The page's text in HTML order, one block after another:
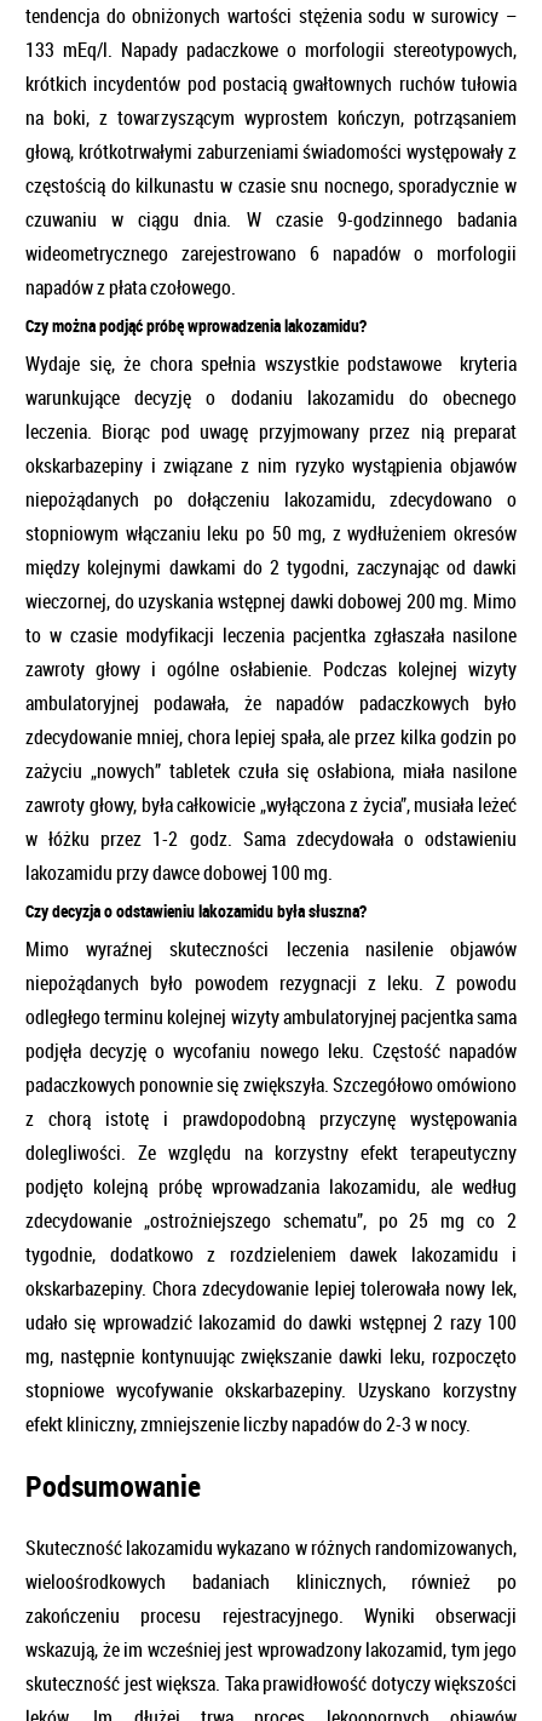
tendencja do obniżonych wartości stężenia sodu w surowicy –
133 mEq/l. Napady padaczkowe o morfologii stereotypowych,
krótkich incydentów pod postacią gwałtownych ruchów tułowia
na boki, z towarzyszącym wyprostem kończyn, potrząsaniem
głową, krótkotrwałymi zaburzeniami świadomości występowały z
częstością do kilkunastu w czasie snu nocnego, sporadycznie w
czuwaniu w ciągu dnia. W czasie 9-godzinnego badania
wideometrycznego zarejestrowano 6 napadów o morfologii
napadów z płata czołowego.
Czy można podjąć próbę wprowadzenia lakozamidu?
Wydaje się, że chora spełnia wszystkie podstawowe kryteria
warunkujące decyzję o dodaniu lakozamidu do obecnego
leczenia. Biorąc pod uwagę przyjmowany przez nią preparat
okskarbazepiny i związane z nim ryzyko wystąpienia objawów
niepożądanych po dołączeniu lakozamidu, zdecydowano o
stopniowym włączaniu leku po 50 mg, z wydłużeniem okresów
między kolejnymi dawkami do 2 tygodni, zaczynając od dawki
wieczornej, do uzyskania wstępnej dawki dobowej 200 mg. Mimo
to w czasie modyfikacji leczenia pacjentka zgłaszała nasilone
zawroty głowy i ogólne osłabienie. Podczas kolejnej wizyty
ambulatoryjnej podawała, że napadów padaczkowych było
zdecydowanie mniej, chora lepiej spała, ale przez kilka godzin po
zażyciu „nowych” tabletek czuła się osłabiona, miała nasilone
zawroty głowy, była całkowicie „wyłączona z życia”, musiała leżeć
w łóżku przez 1-2 godz. Sama zdecydowała o odstawieniu
lakozamidu przy dawce dobowej 100 mg.
Czy decyzja o odstawieniu lakozamidu była słuszna?
Mimo wyraźnej skuteczności leczenia nasilenie objawów
niepożądanych było powodem rezygnacji z leku. Z powodu
odległego terminu kolejnej wizyty ambulatoryjnej pacjentka sama
podjęła decyzję o wycofaniu nowego leku. Częstość napadów
padaczkowych ponownie się zwiększyła. Szczegółowo omówiono
z chorą istotę i prawdopodobną przyczynę występowania
dolegliwości. Ze względu na korzystny efekt terapeutyczny
podjęto kolejną próbę wprowadzania lakozamidu, ale według
zdecydowanie „ostrożniejszego schematu”, po 25 mg co 2
tygodnie, dodatkowo z rozdzieleniem dawek lakozamidu i
okskarbazepiny. Chora zdecydowanie lepiej tolerowała nowy lek,
udało się wprowadzić lakozamid do dawki wstępnej 2 razy 100
mg, następnie kontynuując zwiększanie dawki leku, rozpoczęto
stopniowe wycofywanie okskarbazepiny. Uzyskano korzystny
efekt kliniczny, zmniejszenie liczby napadów do 2-3 w nocy.
Podsumowanie
Skuteczność lakozamidu wykazano w różnych randomizowanych,
wieloośrodkowych badaniach klinicznych, również po
zakończeniu procesu rejestracyjnego. Wyniki obserwacji
wskazują, że im wcześniej jest wprowadzony lakozamid, tym jego
skuteczność jest większa. Taka prawidłowość dotyczy większości